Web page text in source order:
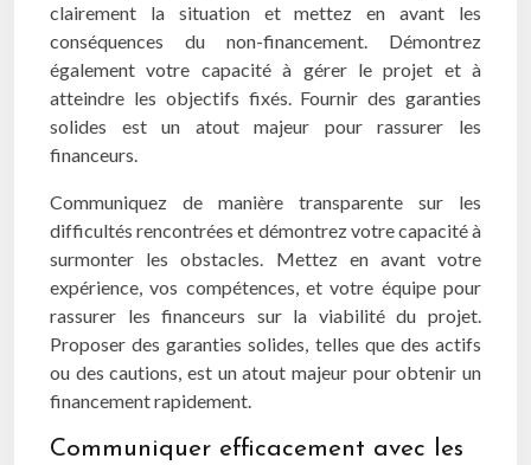
clairement la situation et mettez en avant les
conséquences du non-financement. Démontrez
également votre capacité à gérer le projet et à
atteindre les objectifs fixés. Fournir des garanties
solides est un atout majeur pour rassurer les
financeurs.
Communiquez de manière transparente sur les
difficultés rencontrées et démontrez votre capacité à
surmonter les obstacles. Mettez en avant votre
expérience, vos compétences, et votre équipe pour
rassurer les financeurs sur la viabilité du projet.
Proposer des garanties solides, telles que des actifs
ou des cautions, est un atout majeur pour obtenir un
financement rapidement.
Communiquer efficacement avec les